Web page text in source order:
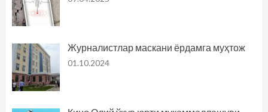
Журналистлар маскани ёрдамга муҳтож
01.10.2024